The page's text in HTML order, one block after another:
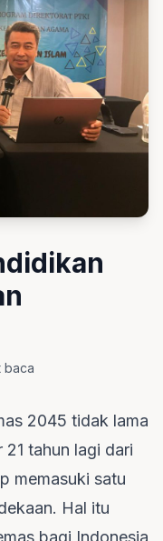
baca
2045 tidak lama
tahun lagi dari
memasuki satu
Hal itu
bagi Indonesia